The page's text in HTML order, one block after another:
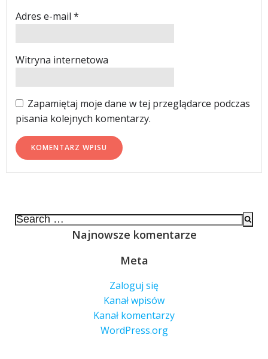
Adres e-mail *
Witryna internetowa
Zapamiętaj moje dane w tej przeglądarce podczas
pisania kolejnych komentarzy.
Search
Najnowsze komentarze
Meta
Zaloguj się
Kanał wpisów
Kanał komentarzy
WordPress.org